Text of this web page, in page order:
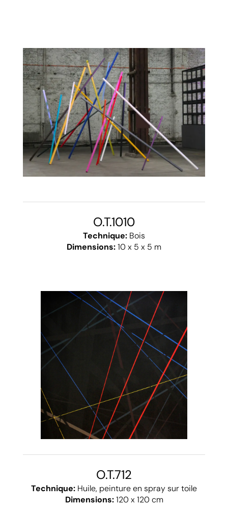
O.T.1010
Technique: Bois
Dimensions:10 x 5 x 5 m
O.T.712
Technique: Huile, peinture en spray sur toile
Dimensions:120 x 120 cm